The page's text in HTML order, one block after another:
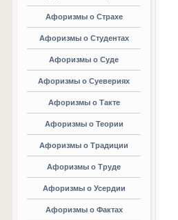
Афоризмы о Страхе
Афоризмы о Студентах
Афоризмы о Суде
Афоризмы о Суевериях
Афоризмы о Такте
Афоризмы о Теории
Афоризмы о Традиции
Афоризмы о Труде
Афоризмы о Усердии
Афоризмы о Фактах